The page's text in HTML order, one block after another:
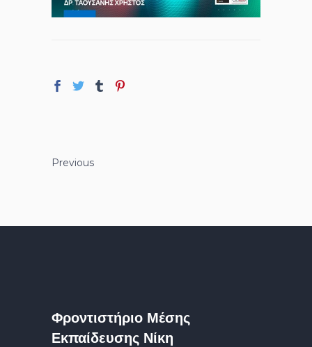
Previous
Φροντιστήριο Μέσης
Εκπαίδευσης Νίκη